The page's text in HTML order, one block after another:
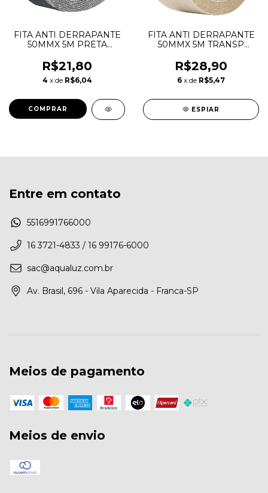
FITA ANTI DERRAPANTE
50MMX 5M PRETA
R$21,80
4 x de R$6,04
FITA ANTI DERRAPANTE
50MMX 5M TRANSP
R$28,90
6 x de R$5,47
ESPIAR
Entre em contato
5516991766000
16 3721-4833 / 16 99176-6000
sac@aqualuz.com.br
Av. Brasil, 696 - Vila Aparecida - Franca-SP
Meios de pagamento
Meios de envio